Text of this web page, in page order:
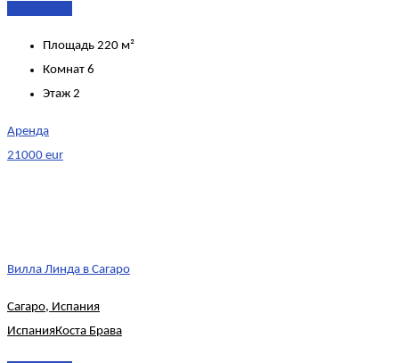
Площадь 220 м²
Комнат 6
Этаж 2
Аренда
21000 eur
Вилла Линда в Сагаро
Сагаро, Испания
ИспанияКоста Брава